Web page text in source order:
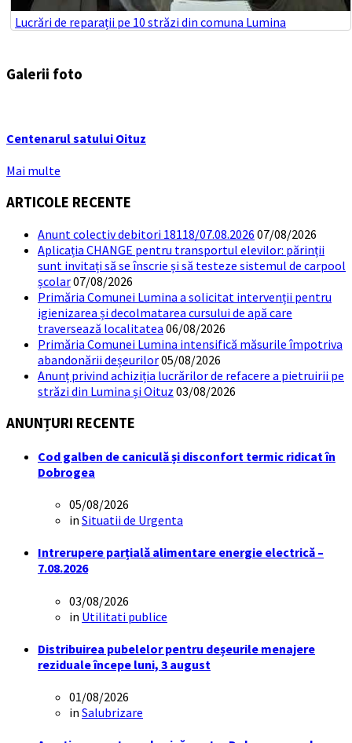
Lucrări de reparații pe 10 străzi din comuna Lumina
Galerii foto
Centenarul satului Oituz
Mai multe
ARTICOLE RECENTE
Anunt colectiv debitori 18118/07.08.2026 07/08/2026
Aplicația CHANGE pentru transportul elevilor: părinții
sunt invitați să se înscrie și să testeze sistemul de carpool
școlar07/08/2026
Primăria Comunei Lumina a solicitat intervenții pentru
igienizarea și decolmatarea cursului de apă care
traversează localitatea 06/08/2026
Primăria Comunei Lumina intensifică măsurile împotriva
abandonării deșeurilor05/08/2026
Anunț privind achiziția lucrărilor de refacere a pietruirii pe
străzi din Lumina și Oituz 03/08/2026
ANUNȚURI RECENTE
Cod galben de caniculă și disconfort termic ridicat în
Dobrogea
05/08/2026
in Situatii de Urgenta
Intrerupere parțială alimentare energie electrică –
7.08.2026
03/08/2026
in Utilitati publice
Distribuirea pubelelor pentru deșeurile menajere
reziduale începe luni, 3 august
01/08/2026
in Salubrizare